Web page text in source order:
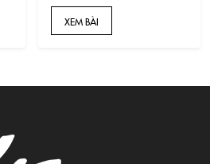
to&agrave;n cầu, với
c&aacute;c thiết kế đặc biệt
XEM BÀI